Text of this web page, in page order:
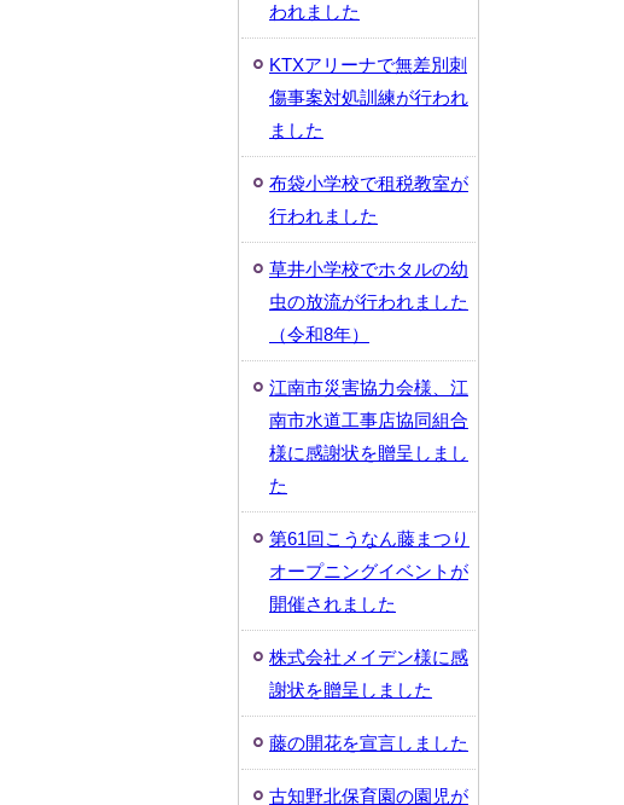
われました
KTXアリーナで無差別刺
傷事案対処訓練が行われ
ました
布袋小学校で租税教室が
行われました
草井小学校でホタルの幼
虫の放流が行われました
（令和8年）
江南市災害協力会様、江
南市水道工事店協同組合
様に感謝状を贈呈しまし
た
第61回こうなん藤まつり
オープニングイベントが
開催されました
株式会社メイデン様に感
謝状を贈呈しました
藤の開花を宣言しました
古知野北保育園の園児が